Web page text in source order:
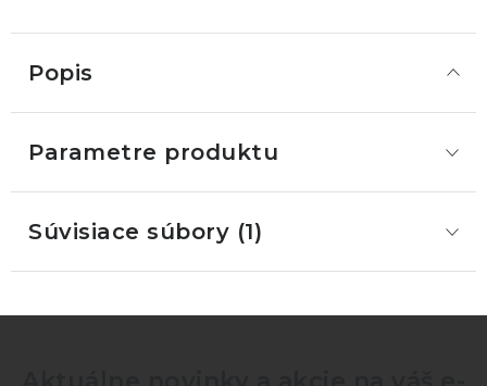
Popis
Parametre produktu
Súvisiace súbory (1)